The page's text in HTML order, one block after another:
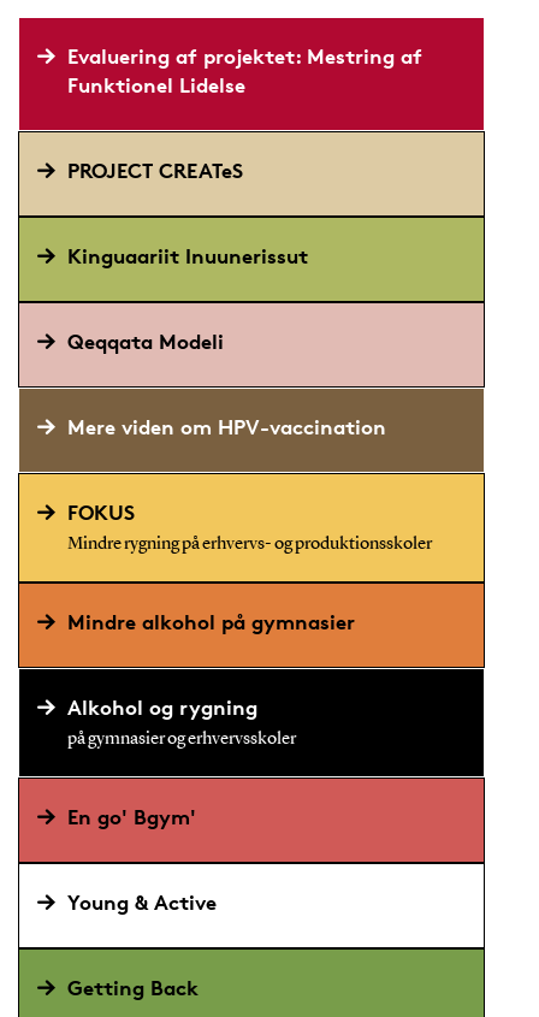
Evaluering af projektet: Mestring af
Funktionel Lidelse
PROJECT CREATeS
Kinguaariit Inuunerissut
Qeqqata Modeli
Mere viden om HPV-vaccination
FOKUS
Mindre rygning på erhvervs- og produktionsskoler
Mindre alkohol på gymnasier
Alkohol og rygning
på gymnasier og erhvervsskoler
En go' Bgym'
Young & Active
Getting Back